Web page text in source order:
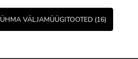
VÄLJAMÜÜGITOOTED (16)